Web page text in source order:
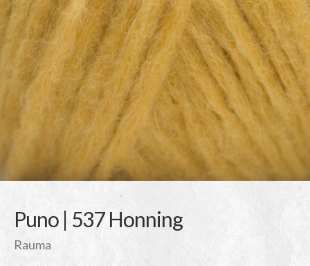
Puno | 537 Honning
Rauma